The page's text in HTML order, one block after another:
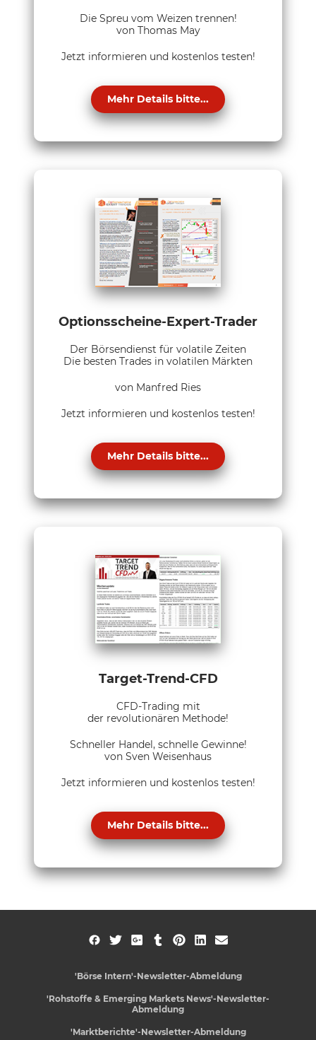
Die Spreu vom Weizen trennen!
von Thomas May
Jetzt informieren und kostenlos testen!
Mehr Details bitte...
Optionsscheine-Expert-Trader
Der Börsendienst für volatile Zeiten
Die besten Trades in volatilen Märkten
von Manfred Ries
Jetzt informieren und kostenlos testen!
Mehr Details bitte...
Target-Trend-CFD
CFD-Trading mit
der revolutionären Methode!
Schneller Handel, schnelle Gewinne!
von Sven Weisenhaus
Jetzt informieren und kostenlos testen!
Mehr Details bitte...
'Börse Intern'-Newsletter-Abmeldung
'Rohstoffe & Emerging Markets News'-Newsletter-
Abmeldung
'Marktberichte'-Newsletter-Abmeldung